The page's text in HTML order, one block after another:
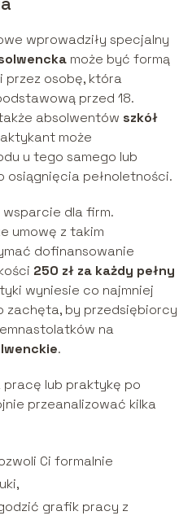
wprowadziły specjalny
może być formą
przez osobę, która
przed 18.
absolwentów szkół
może
u tego samego lub
pełnoletności.
dla firm.
umowę z takim
dofinansowanie
250 zł za każdy pełny
wyniesie co najmniej
zachęta, by przedsiębiorcy
na
.
pracę lub praktykę po
przeanalizować kilka
Ci formalnie
grafik pracy z